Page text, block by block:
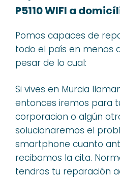
P5110 WIFI a
Pomos capaces de
todo el país en menos
pesar de lo cual:
Si vives en Murcia
entonces iremos para
corporacion o algún
solucionaremos el
smartphone cuanto
recibamos la cita.
tendras tu reparación